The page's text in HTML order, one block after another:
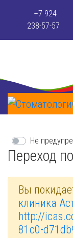
+7 924
238-57-57
Переход
Не
Вы
клиника
http://
81c0-